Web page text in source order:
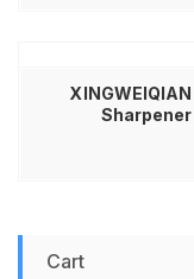
Sharpener
Cart